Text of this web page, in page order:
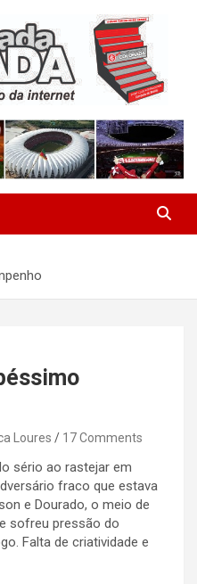
Loures 17 Comments
sério ao rastejar em
fraco que estava
e Dourado, o meio de
sofreu pressão do
Falta de criatividade e